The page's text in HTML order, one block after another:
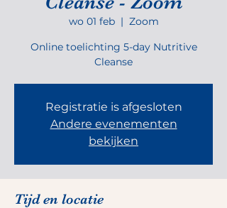
wo 01 feb
  |
Zoom
Online toelichting 5-day Nutritive
Cleanse
Registratie is afgesloten
Andere evenementen
bekijken
Tijd en locatie